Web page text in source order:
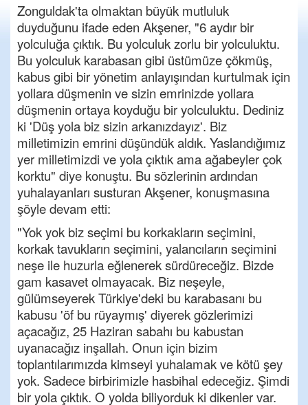
Zonguldak'ta olmaktan büyük mutluluk
duyduğunu ifade eden Akşener, "6 aydır bir
yolculuğa çıktık. Bu yolculuk zorlu bir yolculuktu.
Bu yolculuk karabasan gibi üstümüze çökmüş,
kabus gibi bir yönetim anlayışından kurtulmak için
yollara düşmenin ve sizin emrinizde yollara
düşmenin ortaya koyduğu bir yolculuktu. Dediniz
ki 'Düş yola biz sizin arkanızdayız'. Biz
milletimizin emrini düşündük aldık. Yaslandığımız
yer milletimizdi ve yola çıktık ama ağabeyler çok
korktu" diye konuştu. Bu sözlerinin ardından
yuhalayanları susturan Akşener, konuşmasına
şöyle devam etti:
"Yok yok biz seçimi bu korkakların seçimini,
korkak tavukların seçimini, yalancıların seçimini
neşe ile huzurla eğlenerek sürdüreceğiz. Bizde
gam kasavet olmayacak. Biz neşeyle,
gülümseyerek Türkiye'deki bu karabasanı bu
kabusu 'öf bu rüyaymış' diyerek gözlerimizi
açacağız, 25 Haziran sabahı bu kabustan
uyanacağız inşallah. Onun için bizim
toplantılarımızda kimseyi yuhalamak ve kötü şey
yok. Sadece birbirimizle hasbihal edeceğiz. Şimdi
bir yola çıktık. O yolda biliyorduk ki dikenler var.